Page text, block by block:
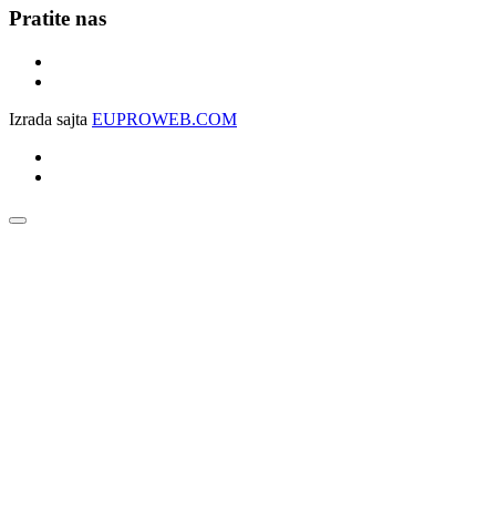
Pratite nas
Izrada sajta EUPROWEB.COM